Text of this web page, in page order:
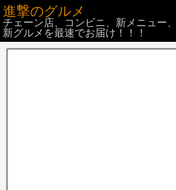
進撃のグルメ
チェーン店、コンビニ、新メニュー
新グルメを最速でお届け！！！